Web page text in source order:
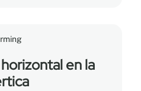
en la